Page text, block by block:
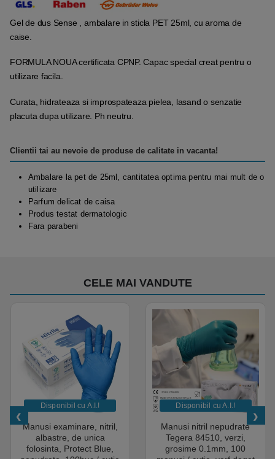
Gel de dus Sense , ambalare in sticla PET 25ml, cu aroma de
caise.
FORMULA NOUA certificata CPNP. Capac special creat pentru o
utilizare facila.
Curata, hidrateaza si improspateaza pielea, lasand o senzatie
placuta dupa utilizare. Ph neutru.
Clientii tai au nevoie de produse de calitate in vacanta!
Ambalare la pet de 25ml, cantitatea optima pentru mai mult de o
utilizare
Parfum delicat de caisa
Produs testat dermatologic
Fara parabeni
CELE MAI VANDUTE
Disponibil cu A.I.​!
Manusi examinare, nitril,
albastre, de unica
folosinta, Protect Blue,
Disponibil cu A.I.​!
Manusi nitril nepudrate
Tegera 84510, verzi,
grosime 0.1mm, 100